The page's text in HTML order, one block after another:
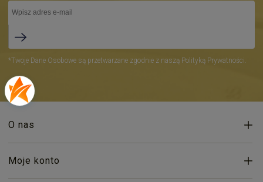
*Twoje Dane Osobowe są przetwarzane zgodnie z naszą Polityką Prywatności.
O nas
Moje konto